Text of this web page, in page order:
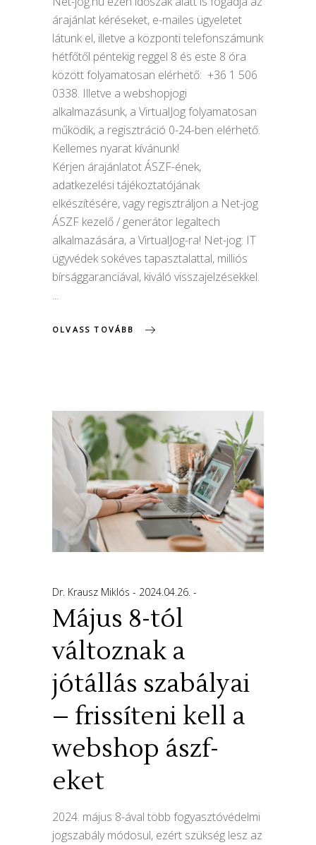
árajánlat kéréseket, e-mailes ügyeletet
látunk el, illetve a központi telefonszámunk
hétfőtől péntekig reggel 8 és este 8 óra
között folyamatosan elérhető: +36 1 506
0338. Illetve a webshopjogi
alkalmazásunk, a VirtualJog folyamatosan
működik, a regisztráció 0-24-ben elérhető.
Kellemes nyarat kívánunk!
Kérjen árajánlatot ÁSZF-ének,
adatkezelési tájékoztatójának
elkészítésére, vagy regisztráljon a Net-jog
ÁSZF kezelő / generátor legaltech
alkalmazására, a VirtualJog-ra! Net-jog: IT
ügyvédek sokéves tapasztalattal, milliós
bírsággaranciával, kiváló visszajelzésekkel.
OLVASS TOVÁBB
Dr. Krausz Miklós 2024.04.26.
Május 8-tól
változnak a
jótállás szabályai
– frissíteni kell a
webshop ászf-
eket
2024. május 8-ával több fogyasztóvédelmi
jogszabály módosul, ezért szükség lesz az